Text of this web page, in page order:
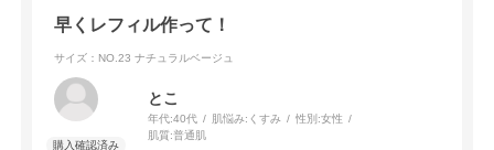
早くレフィル作って！
サイズ：NO.23 ナチュラルベージュ
とこ
年代:40代 肌悩み: くすみ 性別:女性
肌質:普通肌